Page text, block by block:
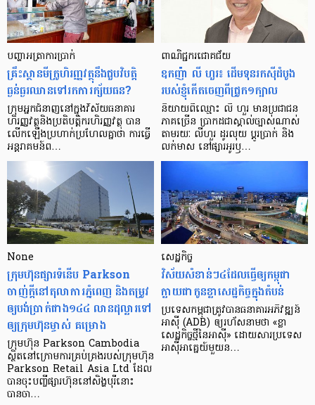
បញ្ហា​អត្រា​ការប្រាក់
គ្រឹះស្ថាន​មីក្រូ​ហិរញ្ញវត្ថុ​នឹង​ជួប​វិបត្តិ​
ធ្ងន់ធ្ងរ​ឈាន​ទៅ​រក​ការ​ក្ស័យធន?
ក្រុម​អ្នក​ជំនាញ​នៅ​ក្នុង​វិស័យ​ធនាគារ
ហិរញ្ញវត្ថុ​និង​ប្រតិបត្តិករ​ហិរញ្ញ​វត្ថុ បាន​​
លើក​ឡើង​ប្រហាក់​ប្រហែល​គ្នា​ថា ការ​ធ្វើ​
អន្តរាគមន៍​ព…
ពាណិជ្ជករជោគជ័យ
ឧកញ៉ា លី ហួរ៖ ដើមទុនរកស៊ីដំបូង
របស់ខ្ញុំកើតចេញពីជ្រូក១ក្បាល
និយាយ​ពី​ឈ្មោះ លី ហួរ មាន​ប្រជាជន​
ភាគ​ច្រើន ប្រាកដ​ជា​ស្គាល់​ច្បាស់​ណាស់
តាមរយៈ លីហួរ ដូរ​លុយ ប្តូរ​បា្រក់ និង​
លក់​មាស នៅ​ផ្សារ​អូរ​ឫ…
None
ក្រុមហ៊ុនផ្សារទំនើប Parkson
ចាញ់ក្ដីនៅតុលាការភ្នំពេញ និងតម្រូវ
ឲ្យបង់ប្រាក់ជាង១៤៤ លានដុល្លារទៅ
ឲ្យក្រុមហ៊ុនម្ចាស់ គម្រោង
ក្រុមហ៊ុន Parkson Cambodia
ស្ថិតនៅក្រោមការគ្រប់គ្រងរបស់ក្រុមហ៊ុន
Parkson Retail Asia Ltd ដែល
បានចុះបញ្ចីផ្សារហ៊ុននៅសិង្ហបុរីនោះ
បានចា…
សេដ្ឋកិច្ច​
វិស័យ​សំខាន់ៗ​៤​ដែល​ធ្វើ​ឲ្យ​កម្ពុជា​
ក្លាយ​ជា​កូន​ខ្លា​សេដ្ឋកិច្ច​ក្នុង​តំបន់
ប្រទេស​កម្ពុជា​ត្រូវ​បាន​ធនាគារ​អភិវឌ្ឍន៍​
អាស៊ី (ADB) ឲ្យ​រហ័ស​នាមថា «ខ្លា​
សេដ្ឋកិច្ច​ថ្មី​នៃ​អាស៊ី» ដោយសារ​ប្រទេស​
អាស៊ី​អាគ្នេយ៍​មួយ​ន…